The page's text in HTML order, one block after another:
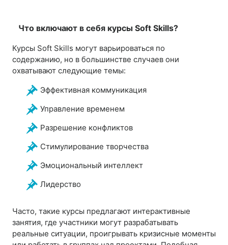
Что включают в себя курсы Soft Skills?
Курсы Soft Skills могут варьироваться по
содержанию, но в большинстве случаев они
охватывают следующие темы:
Эффективная коммуникация
Управление временем
Разрешение конфликтов
Стимулирование творчества
Эмоциональный интеллект
Лидерство
Часто, такие курсы предлагают интерактивные
занятия, где участники могут разрабатывать
реальные ситуации, проигрывать кризисные моменты